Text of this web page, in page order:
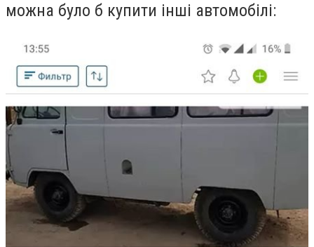
можна було б купити інші автомобілі: